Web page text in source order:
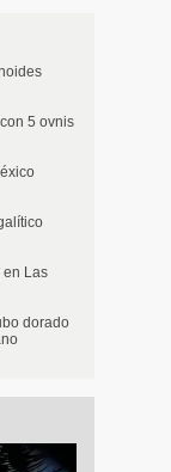
5 ovnis
en Las
dorado